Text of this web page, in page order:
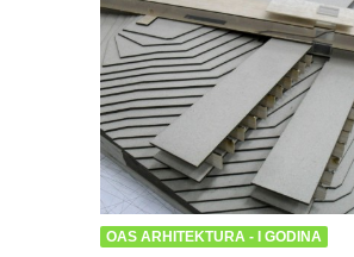
OAS ARHITEKTURA - I GODINA